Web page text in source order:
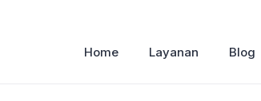
Home Layanan Blog